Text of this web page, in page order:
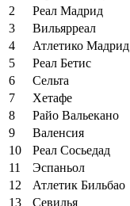
2
Реал Мадрид
3
Вильярреал
4
Атлетико Мадрид
5
Реал Бетис
6
Сельта
7
Хетафе
8
Райо Вальекано
9
Валенсия
10
Реал Сосьедад
11
Эспаньол
12
Атлетик Бильбао
13
Севилья